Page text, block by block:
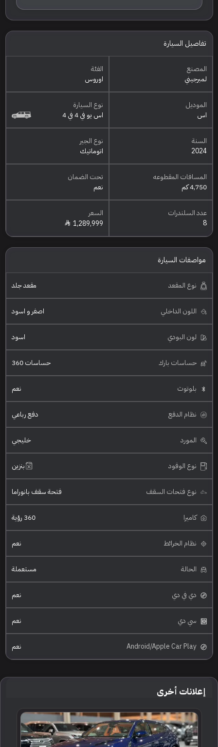
تفاصيل السيارة
المصنع
لمبرجيني
الفئة
اوروس
الموديل
اس
نوع السيارة
اس يو في 4 في 4
السنة
2024
نوع الجير
اتوماتيك
المسافات المقطوعه
4,750 كم
تحت الضمان
نعم
عدد السلندرات
8
السعر
1,289,999
مواصفات السيارة
نوع المقعد مقعد جلد
اللون الداخلي اصفر و اسود
لون البودي اسود
حساسات بارك حساسات 360
بلوتوث نعم
نظام الدفع دفع رباعي
المورد خليجي
نوع الوقود بنزين
نوع فتحات السقف فتحة سقف بانوراما
كاميرا 360 رؤية
نظام الخرائط نعم
الحالة مستعملة
دي في دي نعم
سي دي نعم
Android/Apple Car Play نعم
إعلانات أخرى